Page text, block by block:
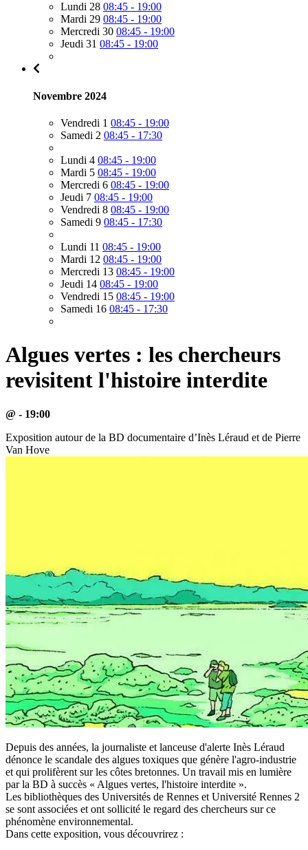
Lundi 28 08:45 - 19:00
Mardi 29 08:45 - 19:00
Mercredi 30 08:45 - 19:00
Jeudi 31 08:45 - 19:00
Novembre 2024
Vendredi 1 08:45 - 19:00
Samedi 2 08:45 - 17:30
Lundi 4 08:45 - 19:00
Mardi 5 08:45 - 19:00
Mercredi 6 08:45 - 19:00
Jeudi 7 08:45 - 19:00
Vendredi 8 08:45 - 19:00
Samedi 9 08:45 - 17:30
Lundi 11 08:45 - 19:00
Mardi 12 08:45 - 19:00
Mercredi 13 08:45 - 19:00
Jeudi 14 08:45 - 19:00
Vendredi 15 08:45 - 19:00
Samedi 16 08:45 - 17:30
Algues vertes : les chercheurs
revisitent l'histoire interdite
@ - 19:00
Exposition autour de la BD documentaire d’Inès Léraud et de Pierre
Van Hove
Depuis des années, la journaliste et lanceuse d'alerte Inès Léraud
dénonce le scandale des algues toxiques que génère l'agro-industrie
et qui prolifèrent sur les côtes bretonnes. Un travail mis en lumière
par la BD à succès « Algues vertes, l'histoire interdite ».
Les bibliothèques des Universités de Rennes et Université Rennes 2
se sont associées et ont sollicité le regard des chercheurs sur ce
phénomène environnemental.
Dans cette exposition, vous découvrirez :